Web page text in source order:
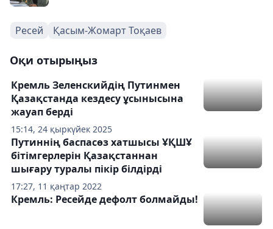
Ресей Қасым-Жомарт Тоқаев
Оқи отырыңыз
15:14, 24 қыркүйек 2025
Кремль Зеленскийдің Путинмен
Қазақстанда кездесу ұсынысына
жауап берді
17:27, 11 қаңтар 2022
Путиннің баспасөз хатшысы ҰҚШҰ
бітімгерлерін Қазақстаннан
шығару туралы пікір білдірді
Кремль: Ресейде дефолт болмайды!